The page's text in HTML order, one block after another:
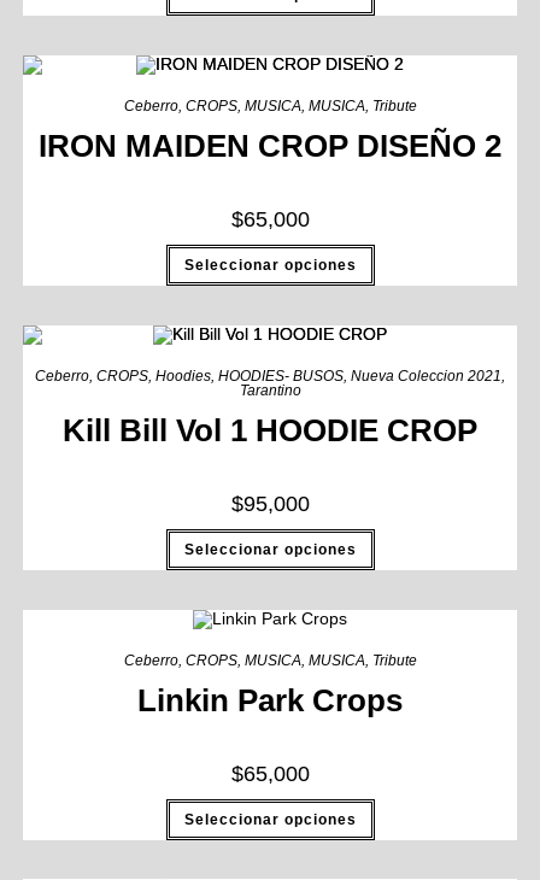
Ceberro, CROPS, MUSICA, MUSICA, Tribute
IRON MAIDEN CROP DISEÑO 2
$65,000
Seleccionar opciones
Ceberro, CROPS, Hoodies, HOODIES- BUSOS, Nueva Coleccion 2021,
Tarantino
Kill Bill Vol 1 HOODIE CROP
$95,000
Seleccionar opciones
Ceberro, CROPS, MUSICA, MUSICA, Tribute
Linkin Park Crops
$65,000
Seleccionar opciones